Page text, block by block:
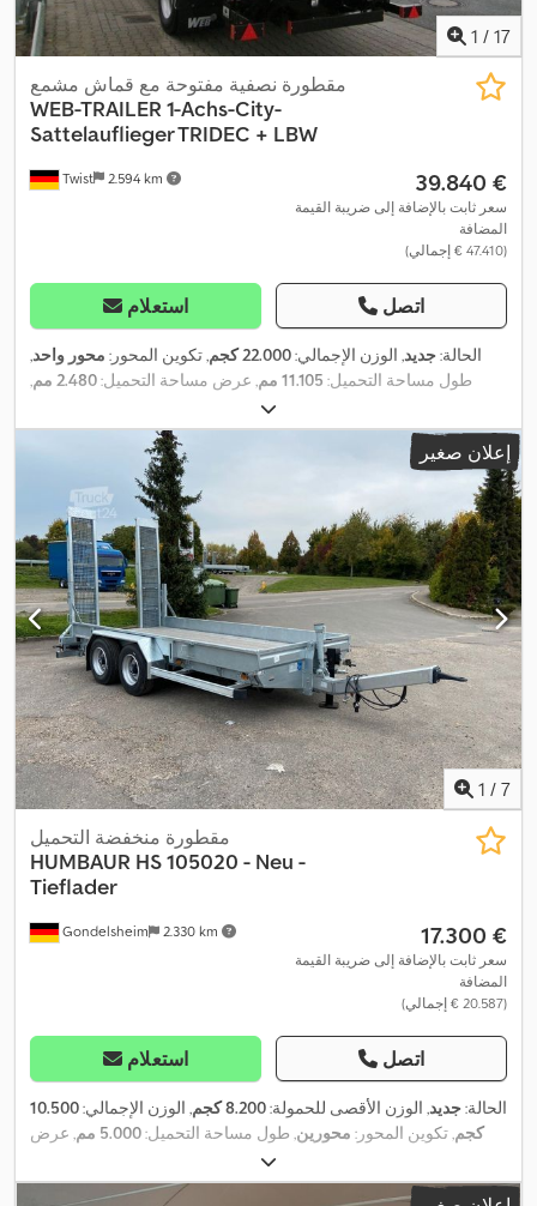
1 / 17
Twist 2.594 km
مقطورة نصفية مفتوحة مع قماش مشمع
WEB-TRAILER 1-Achs-City-
Sattelauflieger TRIDEC + LBW
‏39.840 €
سعر ثابت بالإضافة إلى ضريبة القيمة
المضافة
(‏47.410 € إجمالي)
استعلام اتصل
الحالة:جديد, الوزن الإجمالي:22.000 كجم , تكوين المحور: محور واحد,
طول مساحة التحميل: 11.105 مم , عرض مساحة التحميل:2.480 مم
الكلي:4.000 مم , سنة الصنع:2026, معدات:نظام الفرامل المانعة
إعلان صغير
1 / 7
Gondelsheim 2.330 km
مقطورة منخفضة التحميل
HUMBAUR HS 105020 - Neu -
Tieflader
‏17.300 €
سعر ثابت بالإضافة إلى ضريبة القيمة
المضافة
(‏20.587 € إجمالي)
استعلام اتصل
الحالة:جديد, الوزن الأقصى للحمولة:8.200 كجم , الوزن الإجمالي:10.500
كجم, تكوين المحور: محورين, طول مساحة التحميل:5.000 مم
, عرض
, ارتفاع مساحة التحميل:
2024, معدات: نظام الفرامل المانعة للانغلاق (ABS),